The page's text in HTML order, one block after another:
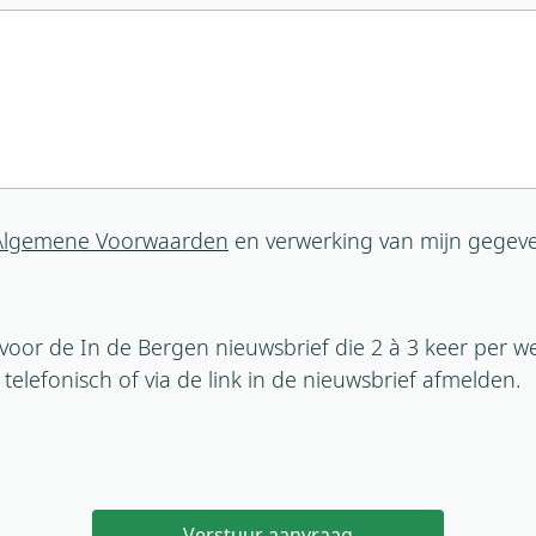
Voorwaarden en verwerking van mijn
de In de Bergen nieuwsbrief die 2 à 3 keer per
of via de link in de nieuwsbrief afmelden.